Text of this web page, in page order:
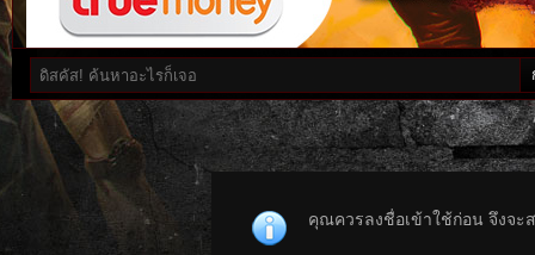
คุณควรลงชื่อเข้าใช้ก่อน จึงจะ